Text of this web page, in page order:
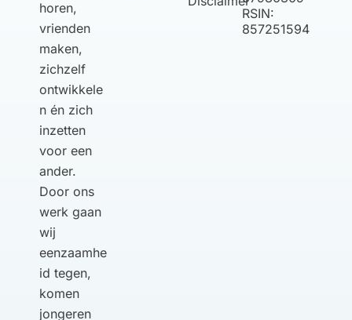
horen,
vrienden
maken,
zichzelf
ontwikkele
n én zich
inzetten
voor een
ander.
Door ons
werk gaan
wij
eenzaamhe
id tegen,
komen
jongeren
RSIN:
857251594